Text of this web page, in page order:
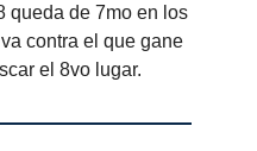
queda de 7mo en los
contra el que gane
el 8vo lugar.